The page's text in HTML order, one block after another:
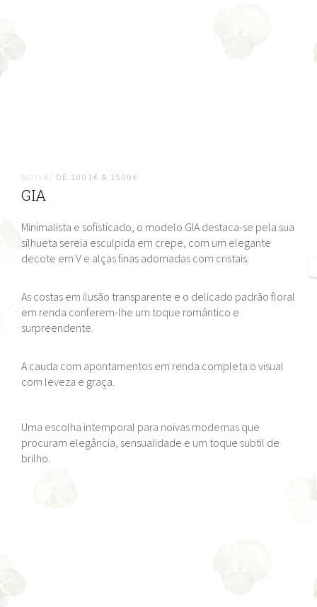
NOIVA/ DE 1001€ A 1500€
GIA
Minimalista e sofisticado, o modelo GIA destaca-se pela sua
silhueta sereia esculpida em crepe, com um elegante
decote em V e alças finas adornadas com cristais.
As costas em ilusão transparente e o delicado padrão floral
em renda conferem-lhe um toque romântico e
surpreendente.
A cauda com apontamentos em renda completa o visual
com leveza e graça.
Uma escolha intemporal para noivas modernas que
procuram elegância, sensualidade e um toque subtil de
brilho.